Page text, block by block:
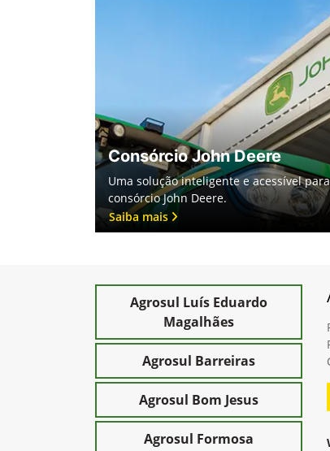
Consórcio John Deere
Uma solução inteligente e acessível
consórcio John Deere.
Saiba mais
Agrosul Luís Eduardo
Magalhães
Agrosul Barreiras
Agrosul Bom Jesus
Agrosul Formosa